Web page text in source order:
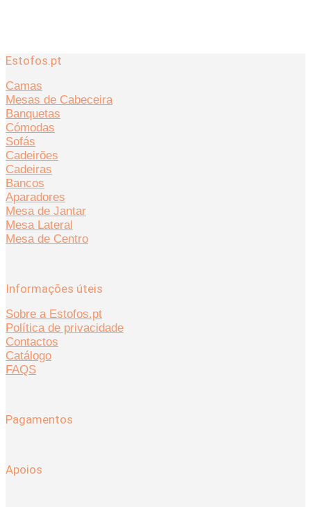
Estofos.pt
Camas
Mesas de Cabeceira
Banquetas
Cómodas
Sofás
Cadeirões
Cadeiras
Bancos
Aparadores
Mesa de Jantar
Mesa Lateral
Mesa de Centro
Informações úteis
Sobre a Estofos.pt
Política de privacidade
Contactos
Catálogo
FAQS
Pagamentos
Apoios